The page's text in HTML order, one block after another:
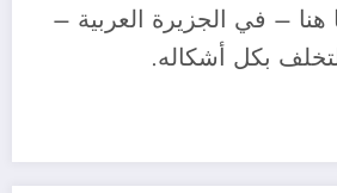
هنا – في الجزيرة العربية –
بكل أشكاله.